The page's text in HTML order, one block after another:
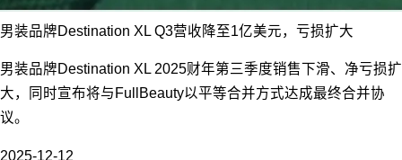
男装品牌Destination XL Q3营收降至1亿美元，亏损扩大
男装品牌Destination XL 2025财年第三季度销售下滑、净亏损扩
大，同时宣布将与FullBeauty以平等合并方式达成最终合并协
议。
2025-12-12